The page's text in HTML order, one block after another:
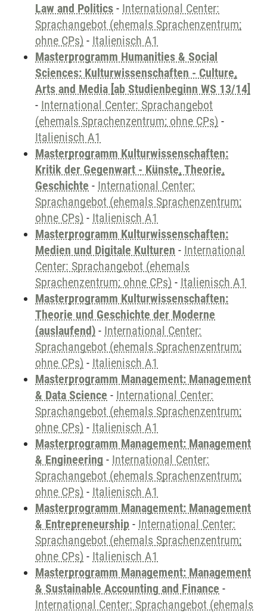
Law and Politics - International Center:
Sprachangebot (ehemals Sprachenzentrum;
ohne CPs) - Italienisch A1
Masterprogramm Humanities & Social
Sciences: Kulturwissenschaften - Culture,
Arts and Media [ab Studienbeginn WS 13/14]
- International Center: Sprachangebot
(ehemals Sprachenzentrum; ohne CPs) -
Italienisch A1
Masterprogramm Kulturwissenschaften:
Kritik der Gegenwart - Künste, Theorie,
Geschichte - International Center:
Sprachangebot (ehemals Sprachenzentrum;
ohne CPs) - Italienisch A1
Masterprogramm Kulturwissenschaften:
Medien und Digitale Kulturen - International
Center: Sprachangebot (ehemals
Sprachenzentrum; ohne CPs) - Italienisch A1
Masterprogramm Kulturwissenschaften:
Theorie und Geschichte der Moderne
(auslaufend) - International Center:
Sprachangebot (ehemals Sprachenzentrum;
ohne CPs) - Italienisch A1
Masterprogramm Management: Management
& Data Science - International Center:
Sprachangebot (ehemals Sprachenzentrum;
ohne CPs) - Italienisch A1
Masterprogramm Management: Management
& Engineering - International Center:
Sprachangebot (ehemals Sprachenzentrum;
ohne CPs) - Italienisch A1
Masterprogramm Management: Management
& Entrepreneurship - International Center:
Sprachangebot (ehemals Sprachenzentrum;
ohne CPs) - Italienisch A1
Masterprogramm Management: Management
& Sustainable Accounting and Finance -
International Center: Sprachangebot (ehemals